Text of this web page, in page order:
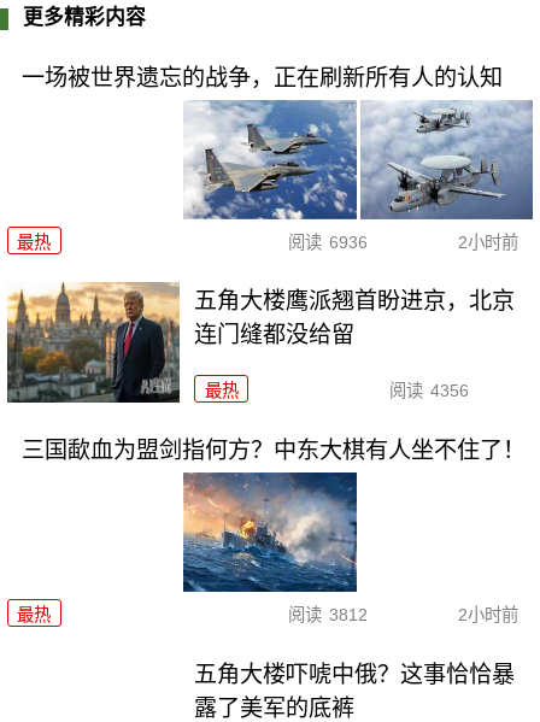
更多精彩内容
一场被世界遗忘的战争，正在刷新所有人的认知
最热 阅读 6936 2小时前
五角大楼鹰派翘首盼进京，北京
连门缝都没给留
最热 阅读 4356
三国歃血为盟剑指何方？中东大棋有人坐不住了！
最热 阅读 3812 2小时前
五角大楼吓唬中俄？这事恰恰暴
露了美军的底裤